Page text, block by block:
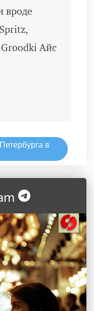
вроде
Айс
в